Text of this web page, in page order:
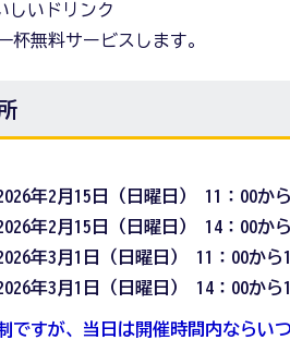
しいドリンク
無料サービスします。
年2月15日（日曜日） 11：00か
年2月15日（日曜日） 14：00か
年3月1日（日曜日） 11：00から
年3月1日（日曜日） 14 ：00か
ですが、当日は開催時間内ならい